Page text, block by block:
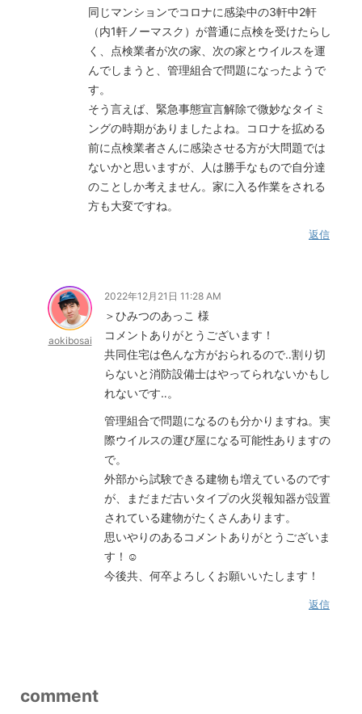
同じマンションでコロナに感染中の3軒中2軒
（内1軒ノーマスク）が普通に点検を受けたらし
く、点検業者が次の家、次の家とウイルスを運
んでしまうと、管理組合で問題になったようで
す。
そう言えば、緊急事態宣言解除で微妙なタイミ
ングの時期がありましたよね。コロナを拡める
前に点検業者さんに感染させる方が大問題では
ないかと思いますが、人は勝手なもので自分達
のことしか考えません。家に入る作業をされる
方も大変ですね。
返信
aokibosai
2022年12月21日 11:28 AM
＞ひみつのあっこ 様
コメントありがとうございます！
共同住宅は色んな方がおられるので‥割り切
らないと消防設備士はやってられないかもし
れないです‥。
管理組合で問題になるのも分かりますね。実
際ウイルスの運び屋になる可能性ありますの
で。
外部から試験できる建物も増えているのです
が、まだまだ古いタイプの火災報知器が設置
されている建物がたくさんあります。
思いやりのあるコメントありがとうございま
す！☺
今後共、何卒よろしくお願いいたします！
返信
comment